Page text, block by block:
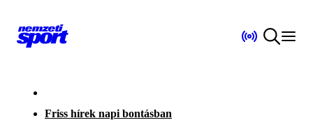
Friss hírek napi bontásban